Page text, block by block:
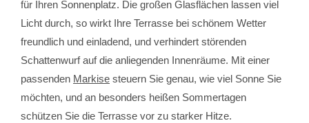
für Ihren Sonnenplatz. Die großen Glasflächen lassen viel
Licht durch, so wirkt Ihre Terrasse bei schönem Wetter
freundlich und einladend, und verhindert störenden
Schattenwurf auf die anliegenden Innenräume. Mit einer
passenden Markise steuern Sie genau, wie viel Sonne Sie
möchten, und an besonders heißen Sommertagen
schützen Sie die Terrasse vor zu starker Hitze.